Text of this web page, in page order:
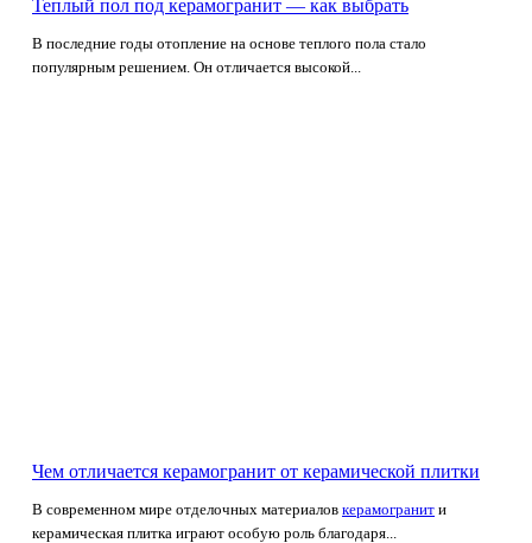
Теплый пол под керамогранит — как выбрать
В последние годы отопление на основе теплого пола стало
популярным решением. Он отличается высокой...
Чем отличается керамогранит от керамической плитки
В современном мире отделочных материалов керамогранит и
керамическая плитка играют особую роль благодаря...